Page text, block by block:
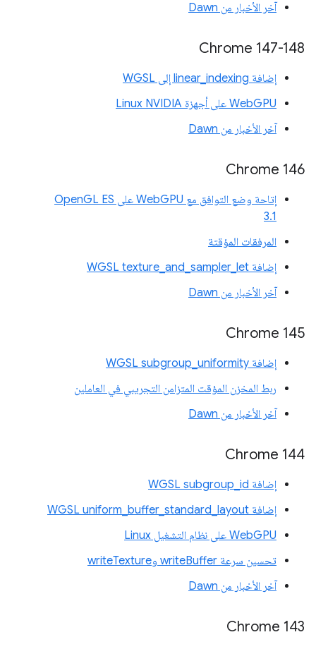
آخر الأخبار من Dawn
Chrome 147-148
إضافة linear_indexing إلى WGSL
WebGPU على أجهزة Linux NVIDIA
آخر الأخبار من Dawn
‫Chrome 146
إتاحة وضع التوافق مع WebGPU على OpenGL ES
3.1
المرفقات المؤقتة
إضافة WGSL texture_and_sampler_let
آخر الأخبار من Dawn
Chrome 145
إضافة WGSL subgroup_uniformity
ربط المخزن المؤقت المتزامن التجريبي في العاملين
آخر الأخبار من Dawn
‫Chrome 144
إضافة WGSL subgroup_id
إضافة WGSL uniform_buffer_standard_layout
WebGPU على نظام التشغيل Linux
تحسين سرعة writeBuffer وwriteTexture
آخر الأخبار من Dawn
Chrome 143